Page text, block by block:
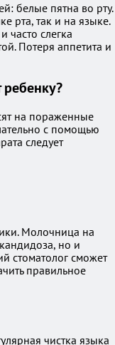
белые пятна во рту.
рта, так и на языке.
часто слегка
Потеря аппетита и
на пораженные
с помощью
следует
Молочница на
но и
стоматолог сможет
правильное
чистка языка